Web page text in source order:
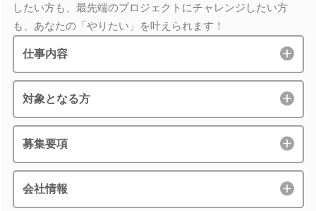
したい方も、最先端のプロジェクトにチャレンジしたい方
も、あなたの「やりたい」を叶えられます！
仕事内容
対象となる方
募集要項
会社情報